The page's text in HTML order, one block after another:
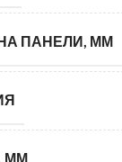
ПАНЕЛИ, ММ
ММ